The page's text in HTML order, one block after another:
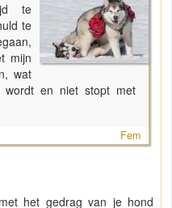
te
te
mijn
wat
en niet stopt met
Fem
het gedrag van je hond